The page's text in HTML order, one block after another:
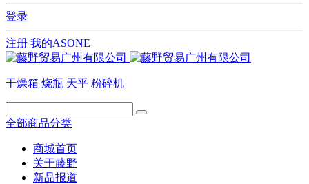
登录
注册 我的ASONE
干燥箱 烧瓶 天平 粉碎机
全部商品分类
商城首页
关于藤野
新品报道